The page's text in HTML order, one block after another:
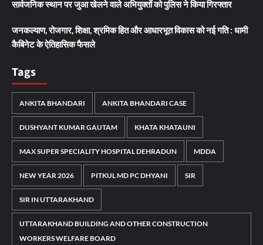
सार्वजनिक स्थान पर जुआ खेलने वाले अभियुक्तों को पुलिस ने किया गिरफ्तार
जनकल्याण, रोजगार, शिक्षा, श्रमिक हित और आधारभूत विकास को नई गति : धामी
कैबिनेट के ऐतिहासिक फैसले
Tags
ANKITA BHANDARI ANKITA BHANDARI CASE
DUSHYANT KUMAR GAUTAM KHATA KHATAUNI
MAX SUPER SPECIALITY HOSPITAL DEHRADUN MDDA
NEW YEAR 2026 PITKUL MD PC DHYANI SIR
SIR IN UTTARAKHAND
UTTARAKHAND BUILDING AND OTHER CONSTRUCTION
WORKERS WELFARE BOARD